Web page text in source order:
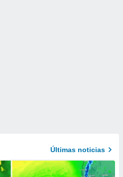
Últimas noticias